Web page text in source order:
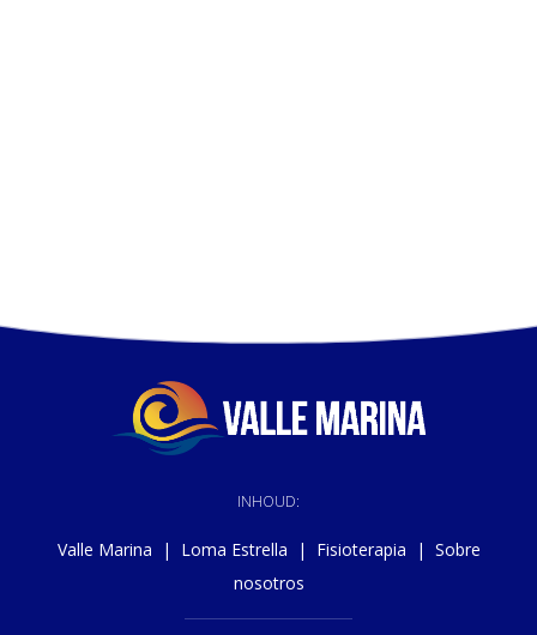
INHOUD:
Valle Marina | Loma Estrella | Fisioterapia | Sobre
nosotros